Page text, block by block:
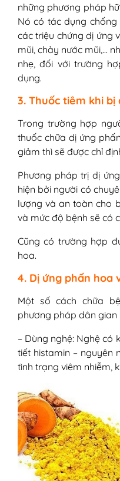
những phương pháp
Nó có tác dụng
các triệu chứng dị ứng
mũi, chảy nước mũi,…
nhẹ, đối với trường
dụng.
3. Thuốc tiêm khi
Trong trường hợp
thuốc chữa dị ứng
giảm thì sẽ được chỉ
Phương pháp trị dị
hiện bởi người có
lượng và an toàn cho
và mức độ bệnh sẽ có
Cũng có trường hợp
hoa.
4. Dị ứng phấn hoa
Một số cách chữa
phương pháp dân gian
– Dùng nghệ: Nghệ có
tiết histamin – nguyên
tình trạng viêm nhiễm,